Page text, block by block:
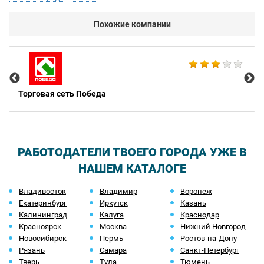
Похожие компании
Торговая сеть Победа
РАБОТОДАТЕЛИ ТВОЕГО ГОРОДА УЖЕ В
НАШЕМ КАТАЛОГЕ
Владивосток Владимир
Воронеж
Екатеринбург
Иркутск
Казань
Калининград
Калуга
Краснодар
Красноярск
Москва
Нижний Новгород
Новосибирск
Пермь
Ростов-на-Дону
Рязань
Самара
Санкт-Петербург
Тверь
Тула Тюмень